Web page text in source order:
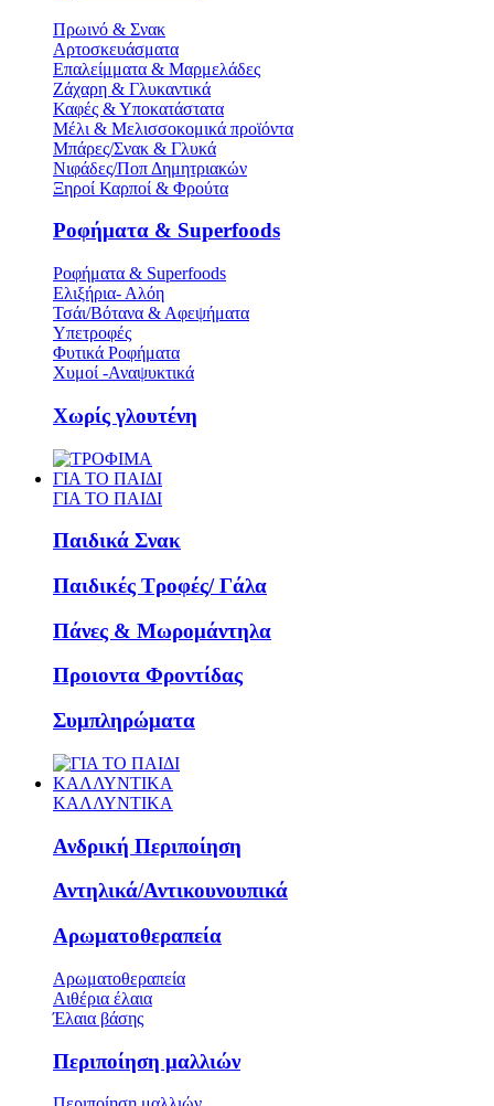
Πρωινό & Σνακ
Αρτοσκευάσματα
Επαλείμματα & Μαρμελάδες
Ζάχαρη & Γλυκαντικά
Καφές & Υποκατάστατα
Μέλι & Μελισσοκομικά προϊόντα
Μπάρες/Σνακ & Γλυκά
Νιφάδες/Ποπ Δημητριακών
Ξηροί Καρποί & Φρούτα
Ροφήματα & Superfoods
Ροφήματα & Superfoods
Ελιξήρια- Αλόη
Τσάι/Βότανα & Αφεψήματα
Υπετροφές
Φυτικά Ροφήματα
Χυμοί -Αναψυκτικά
Χωρίς γλουτένη
ΓΙΑ ΤΟ ΠΑΙΔΙ
ΓΙΑ ΤΟ ΠΑΙΔΙ
Παιδικά Σνακ
Παιδικές Τροφές/ Γάλα
Πάνες & Μωρομάντηλα
Προιοντα Φροντίδας
Συμπληρώματα
ΚΑΛΛΥΝΤΙΚΑ
ΚΑΛΛΥΝΤΙΚΑ
Ανδρική Περιποίηση
Αντηλικά/Αντικουνουπικά
Αρωματοθεραπεία
Αρωματοθεραπεία
Αιθέρια έλαια
Έλαια βάσης
Περιποίηση μαλλιών